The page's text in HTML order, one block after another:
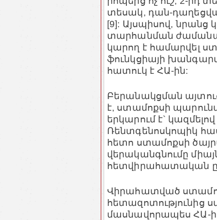
տեսակ, դան-
[9]: Այսպիսով, նրանց
տարհանման
կարող է համարվել
ֆունկցիայի
հատուկ է ՀԱ-ին:
Բերանակցման
է, ստամոքսի
երկարում է`
Ռենտգենոսկոպիկ
հետո ստամոքսի
վերականգնումը
հետվիրահատական
Վիրահատված
հետազոտությունից
մասնավորապես ՀԱ-ի